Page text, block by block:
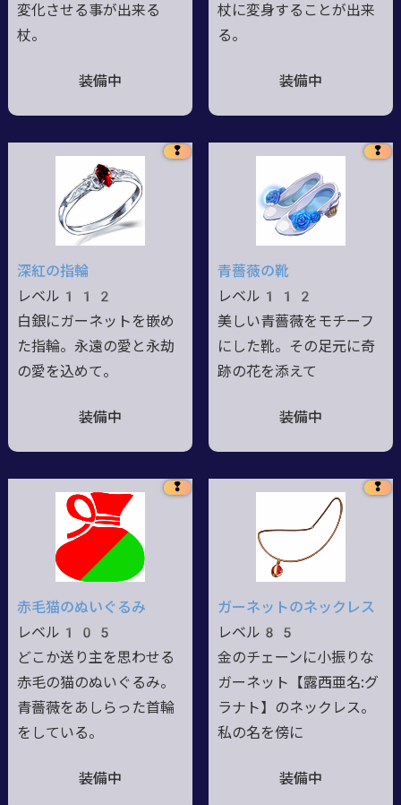
変化させる事が出来る
杖。
装備中
杖に変身することが出来
る。
装備中
❢
深紅の指輪
レベル112
白銀にガーネットを嵌め
た指輪。永遠の愛と永劫
の愛を込めて。
装備中
❢
青薔薇の靴
レベル112
美しい青薔薇をモチーフ
にした靴。その足元に奇
跡の花を添えて
装備中
❢
赤毛猫のぬいぐるみ
レベル105
どこか送り主を思わせる
赤毛の猫のぬいぐるみ。
青薔薇をあしらった首輪
をしている。
装備中
❢
ガーネットのネックレス
レベル85
金のチェーンに小振りな
ガーネット【露西亜名:グ
ラナト】のネックレス。
私の名を傍に
装備中